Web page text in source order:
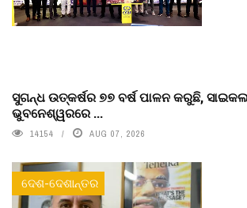
ସୁଗନ୍ଧ ଉତ୍କର୍ଷର ୭୭ ବର୍ଷ ପାଳନ କରୁଛି,
ଭୁବନେଶ୍ୱରରେ ...
14154 AUG 07, 2026
ଦେଶ-ଦେଶାନ୍ତର